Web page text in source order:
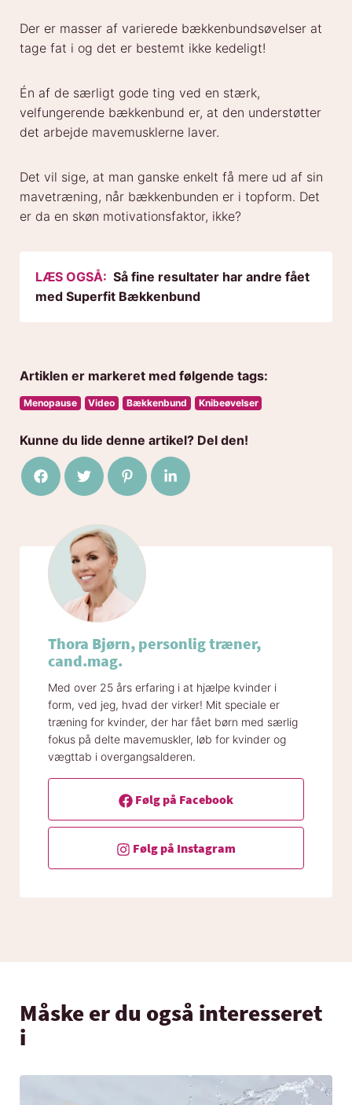
Der er masser af varierede bækkenbundsøvelser at
tage fat i og det er bestemt ikke kedeligt!
Én af de særligt gode ting ved en stærk,
velfungerende bækkenbund er, at den understøtter
det arbejde mavemusklerne laver.
Det vil sige, at man ganske enkelt få mere ud af sin
mavetræning, når bækkenbunden er i topform. Det
er da en skøn motivationsfaktor, ikke?
LÆS OGSÅ: Så fine resultater har andre fået
med Superfit Bækkenbund
Artiklen er markeret med følgende tags:
Menopause Video Bækkenbund Knibeøvelser
Kunne du lide denne artikel? Del den!
Del på Facebook
Del på TwitterDel på Pinterest
Del på LinkedIn
Thora Bjørn, personlig træner,
cand.mag.
Med over 25 års erfaring i at hjælpe kvinder i
form, ved jeg, hvad der virker! Mit speciale er
træning for kvinder, der har fået børn med særlig
fokus på delte mavemuskler, løb for kvinder og
vægttab i overgangsalderen.
Følg på Facebook
Følg på Instagram
Måske er du også interesseret
i